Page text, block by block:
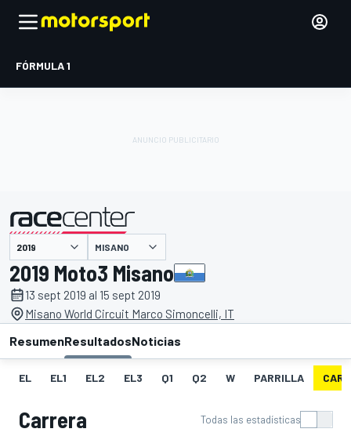
FÓRMULA 1
presentado por MISANO
2019 Moto3 Misano
13 sept 2019 al 15 sept 2019
Misano World Circuit Marco Simoncelli, IT
ResumenResultadosNoticias
EL EL1 EL2 EL3 Q1 Q2 W PARRILLA
Carrera Todas las estadísticas